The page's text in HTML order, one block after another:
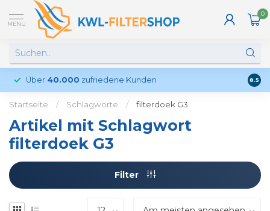
MENU
0
Über 40.000 zufriedene Kunden 8.5
Startseite / Schlagworte / filterdoek G3
Artikel mit Schlagwort
filterdoek G3
Filter